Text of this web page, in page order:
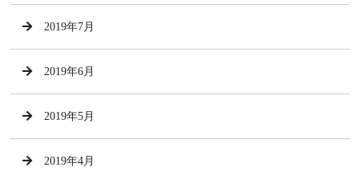
2019年7月
2019年6月
2019年5月
2019年4月